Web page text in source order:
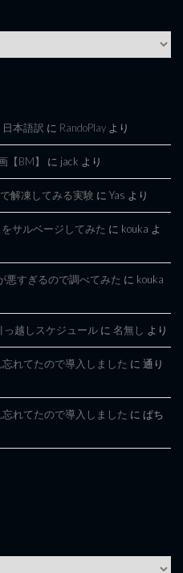
日本語訳 に RandoPlay より
【BM】 に jack より
解凍してみる実験 に Yas より
サルベージしてみた に kouka よ
悪すぎるので調べてみた に kouka
っ越しスケジュール に 名無し より
れてたので導入しました に 通り
れてたので導入しました に ぱち